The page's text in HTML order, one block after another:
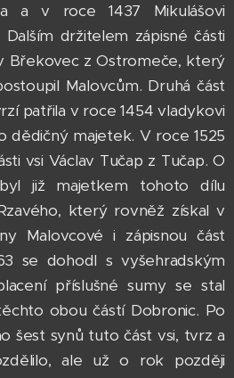
a v roce 1437 Mikulášovi
držitelem zápisné části
Břekovec z Ostromeče, který
Malovcům. Druhá část
patřila v roce 1454 vladykovi
dědičný majetek. V roce 1525
vsi Václav Tučap z Tučap. O
již majetkem tohoto dílu
který rovněž získal v
Malovcové i zápisnou část
se dohodl s vyšehradským
příslušné sumy se stal
obou částí Dobronic. Po
šest synů tuto část vsi, tvrz a
ale už o rok později